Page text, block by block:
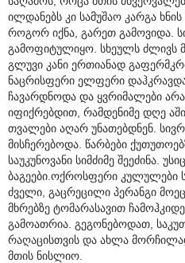
ილდანებს კი სამუშაო კარგა
როგორ იქნა, გარეთ გამოვიდა.
გამოფიტულიყო. სხეულს ძლივს
გლუვი კანი ერთიანად
ნაცრისფერი ელფერი
ჩავარდნოდა და ყვრიმალები
იფიქრებდით, რამდენიმე დღე
თვალები აღარ უნათებდნენ.
მისჩერებოდა. წარბები
საუკუნოვანი სიმძიმე შეეძინა.
ბაგეები.ოქროსფერი კულულები
ძველი, გაცრეცილი პერანგი
მხრებზე ტომარასავით
გამოათრია. გეგონებოდათ,
რაღაცისთვის და ახლა
მთის ნისლიო.